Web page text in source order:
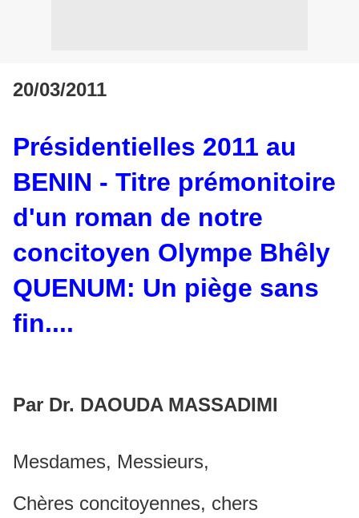
20/03/2011
Présidentielles 2011 au
BENIN - Titre prémonitoire
d'un roman de notre
concitoyen Olympe Bhêly
QUENUM: Un piège sans
fin....
Par Dr. DAOUDA MASSADIMI
Mesdames, Messieurs,
Chères concitoyennes, chers